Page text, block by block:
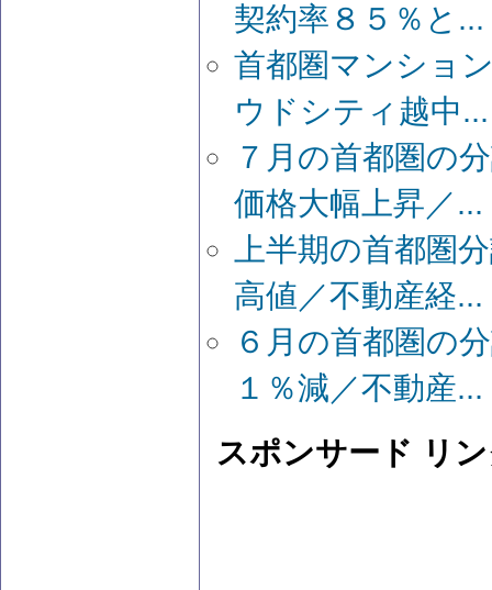
契約率８５％と...
首都圏マンショ
ウドシティ越中...
７月の首都圏
価格大幅上昇／...
上半期の首都圏
高値／不動産経...
６月の首都圏の
１％減／不動産...
スポンサード リ